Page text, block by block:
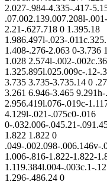
2.027-.984-4.335-.417-
.07.002.139.007.208l-
2.21-.627.718 0 1.395.18
1.986.497l-.023-
1.408-.276-2.063 0-3.736
1.028 2.574l-.002-
1.325.895l.025.009c-.12-
3.735 3.735-3.735.14 0
3.261 6.946-3.465
2.956.419l.076-.019c-
4.129l-.021-.075c0-.016
0-.032.006-.045.21-
1.822 1.822 0
.049-.002.098-.006.146v-
1.006-.816-1.822-1.822-
1.119.384l.004-.003c.1-
1.296-.486.24 0